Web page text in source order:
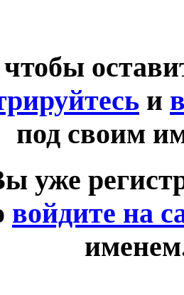
и
под своим
уже
войдите на